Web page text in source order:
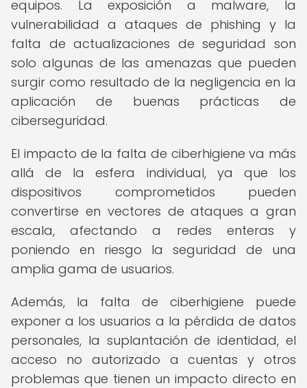
equipos. La exposición a malware, la
vulnerabilidad a ataques de phishing y la
falta de actualizaciones de seguridad son
solo algunas de las amenazas que pueden
surgir como resultado de la negligencia en la
aplicación de buenas prácticas de
ciberseguridad.
El impacto de la falta de ciberhigiene va más
allá de la esfera individual, ya que los
dispositivos comprometidos pueden
convertirse en vectores de ataques a gran
escala, afectando a redes enteras y
poniendo en riesgo la seguridad de una
amplia gama de usuarios.
Además, la falta de ciberhigiene puede
exponer a los usuarios a la pérdida de datos
personales, la suplantación de identidad, el
acceso no autorizado a cuentas y otros
problemas que tienen un impacto directo en